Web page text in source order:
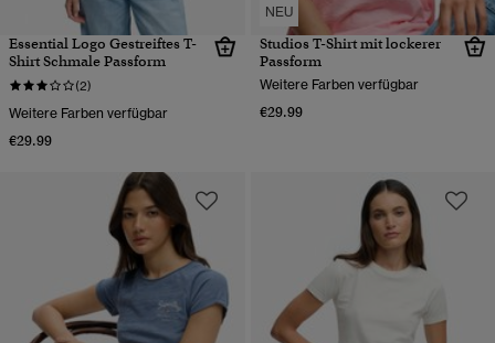
Essential Logo Gestreiftes T-
Shirt Schmale Passform
(2)
Weitere Farben verfügbar
€29.99
NEU
Studios T-Shirt mit lockerer
Passform
Weitere Farben verfügbar
€29.99